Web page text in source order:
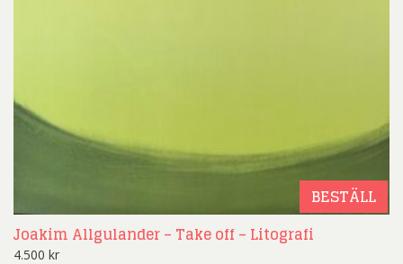
BESTÄLL
Joakim Allgulander – Take off – Litografi
4.500 kr